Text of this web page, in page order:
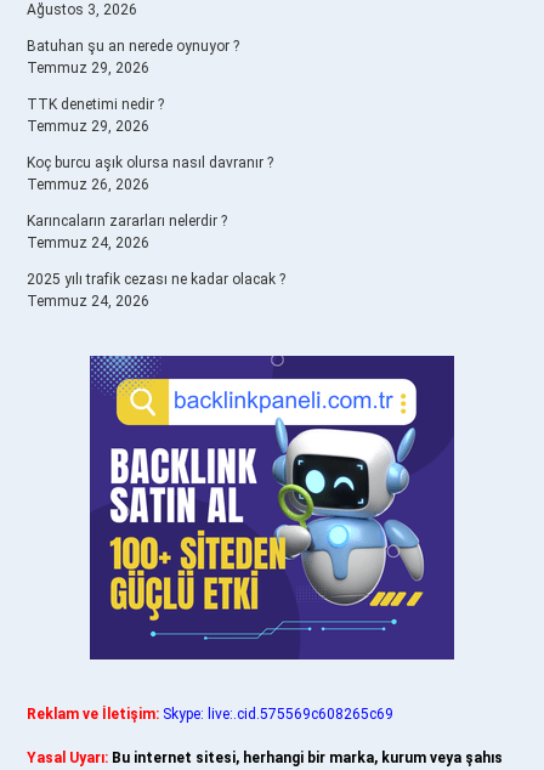
Ağustos 3, 2026
Batuhan şu an nerede oynuyor ?
Temmuz 29, 2026
TTK denetimi nedir ?
Temmuz 29, 2026
Koç burcu aşık olursa nasıl davranır ?
Temmuz 26, 2026
Karıncaların zararları nelerdir ?
Temmuz 24, 2026
2025 yılı trafik cezası ne kadar olacak ?
Temmuz 24, 2026
Reklam ve İletişim: Skype: live:.cid.575569c608265c69
Yasal Uyarı: Bu internet sitesi, herhangi bir marka, kurum veya şahıs